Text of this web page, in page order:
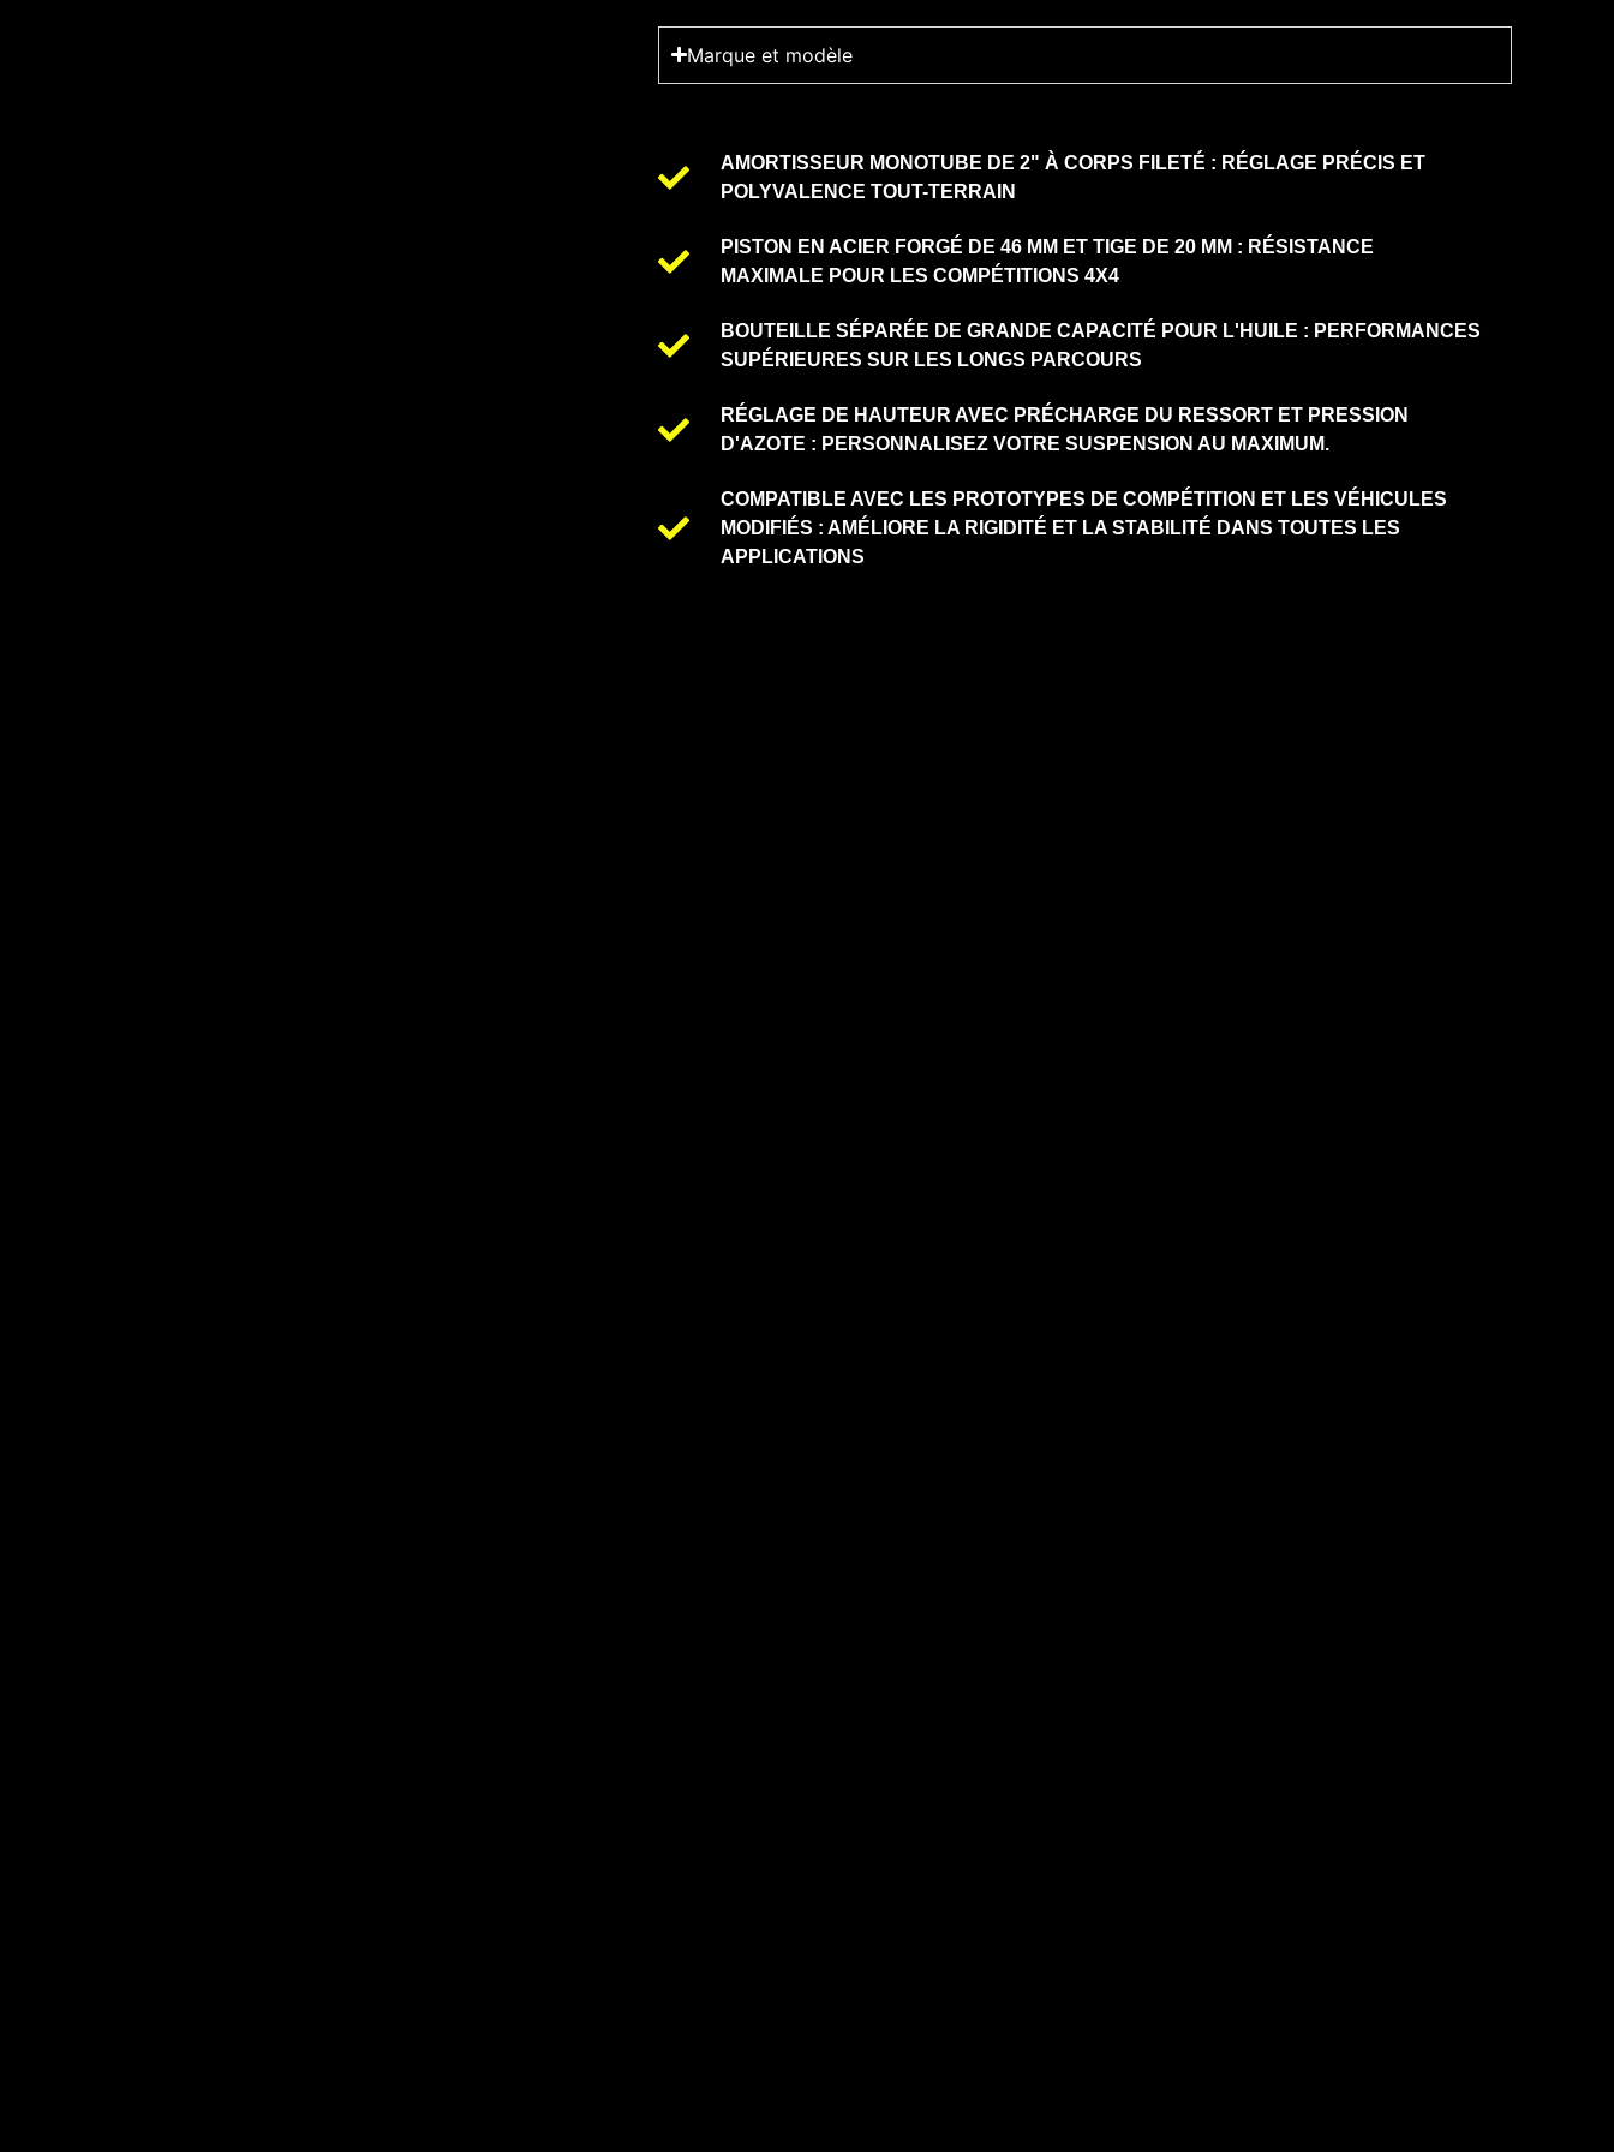
Marque et modèle
AMORTISSEUR MONOTUBE DE 2" À CORPS FILETÉ : RÉGLAGE PRÉCIS ET
POLYVALENCE TOUT-TERRAIN
PISTON EN ACIER FORGÉ DE 46 MM ET TIGE DE 20 MM : RÉSISTANCE
MAXIMALE POUR LES COMPÉTITIONS 4X4
BOUTEILLE SÉPARÉE DE GRANDE CAPACITÉ POUR L'HUILE : PERFORMANCES
SUPÉRIEURES SUR LES LONGS PARCOURS
RÉGLAGE DE HAUTEUR AVEC PRÉCHARGE DU RESSORT ET PRESSION
D'AZOTE : PERSONNALISEZ VOTRE SUSPENSION AU MAXIMUM.
COMPATIBLE AVEC LES PROTOTYPES DE COMPÉTITION ET LES VÉHICULES
MODIFIÉS : AMÉLIORE LA RIGIDITÉ ET LA STABILITÉ DANS TOUTES LES
APPLICATIONS